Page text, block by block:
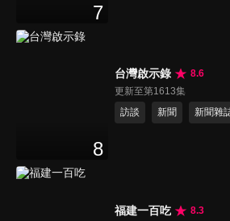
7
8
台灣啟示錄
8.6
更新至第1613集
訪談
新聞 新聞雜
福建一百吃
8.3